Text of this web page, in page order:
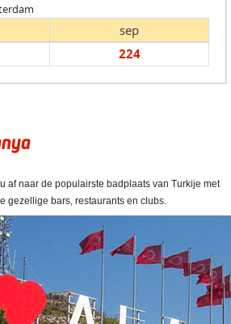
sep
224
af naar de populairste badplaats van Turkije met
gezellige bars, restaurants en clubs.